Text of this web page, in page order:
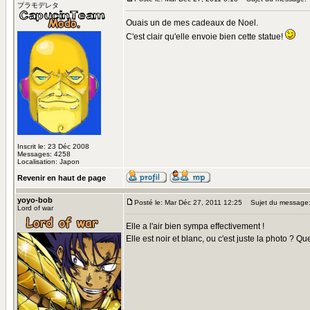
プラモデレタ
Inscrit le: 23 Déc 2008
Messages: 4258
Localisation: Japon
Ouais un de mes cadeaux de Noel.
C'est clair qu'elle envoie bien cette statue!
Revenir en haut de page
yoyo-bob
Lord of war
Posté le: Mar Déc 27, 2011 12:25 Sujet du message:
Elle a l'air bien sympa effectivement !
Elle est noir et blanc, ou c'est juste la photo ?